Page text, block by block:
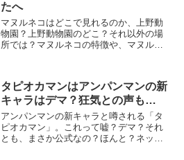
たへ
マヌルネコはどこで見れるのか、上野動
物園？上野動物園のどこ？それ以外の場
所では？マヌルネコの特徴や、マヌルネ
した。
タピオカマンはアンパンマンの新
キャラはデマ？狂気との声も…
アンパンマンの新キャラと噂される「タ
ピオカマン」。これって嘘？デマ？それ
とも、まさか公式なの？ほんと？ネット